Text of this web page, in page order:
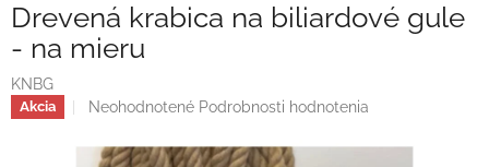
Drevená krabica na biliardové gule
- na mieru
KNBG
Akcia
Priemerné
produktu
Neohodnotené Podrobnosti hodnotenia